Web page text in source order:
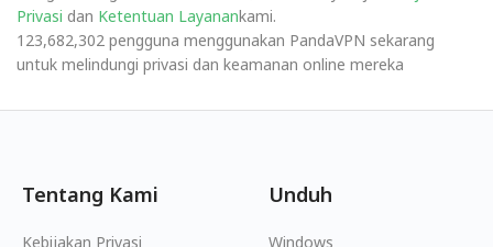
Privasi dan Ketentuan Layanankami.
123,682,302 pengguna menggunakan PandaVPN sekarang
untuk melindungi privasi dan keamanan online mereka
Tentang Kami
Kebijakan Privasi
Unduh
Windows